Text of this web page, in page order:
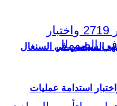
السياسي في السنغال
مقديشو: القرار 2719 واختبار استدامة عمليات